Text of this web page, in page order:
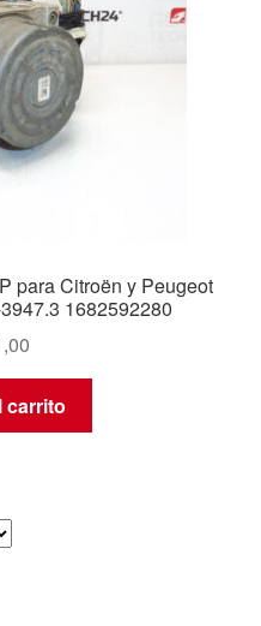
para Citroën y Peugeot
1682592280
carrito